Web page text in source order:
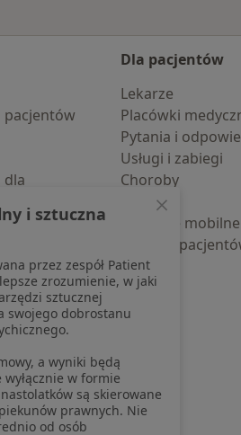
pacjentów
dla
Dla pacjentów
Lekarze
Placówki
Pytania i
Usługi i zabiegi
Choroby
Pomoc
Aplikacje mobilne
Blog dla
i sztuczna
przez zespół Patient
zrozumienie, w jaki
sztucznej
swojego dobrostanu
a wyniki będą
w formie
są skierowane
prawnych. Nie
od osób